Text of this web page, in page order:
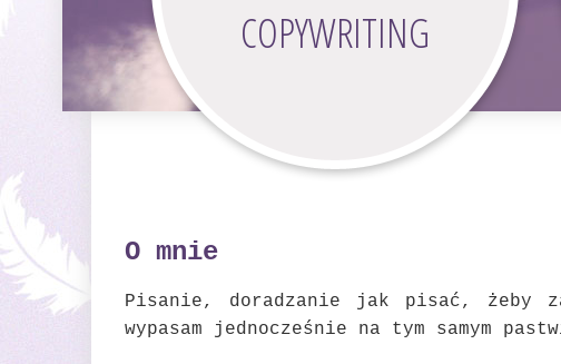
COPYWRITING
O mnie
Pisanie, doradzanie jak pisać, żeby
wypasam jednocześnie na tym samym